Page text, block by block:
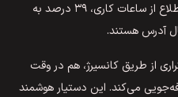
تماس می‌گیرند، ۴۶ درصد به دنبال اطلاع از ساعات کاری، ۳۹ درصد به
از طریق کانسیرژ، هم در وقت
می‌کند. این دستیار هوشمند